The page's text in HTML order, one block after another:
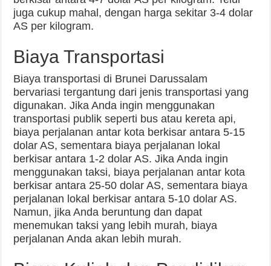
juga cukup mahal, dengan harga sekitar 3-4 dolar
AS per kilogram.
Biaya Transportasi
Biaya transportasi di Brunei Darussalam
bervariasi tergantung dari jenis transportasi yang
digunakan. Jika Anda ingin menggunakan
transportasi publik seperti bus atau kereta api,
biaya perjalanan antar kota berkisar antara 5-15
dolar AS, sementara biaya perjalanan lokal
berkisar antara 1-2 dolar AS. Jika Anda ingin
menggunakan taksi, biaya perjalanan antar kota
berkisar antara 25-50 dolar AS, sementara biaya
perjalanan lokal berkisar antara 5-10 dolar AS.
Namun, jika Anda beruntung dan dapat
menemukan taksi yang lebih murah, biaya
perjalanan Anda akan lebih murah.